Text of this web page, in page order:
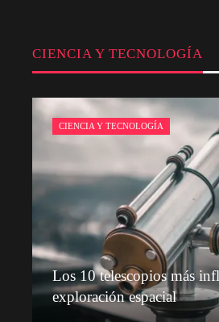
CIENCIA Y TECNOLOGÍA
CIENCIA Y TECNOLOGÍA
Los 10 telescopios más
exploración espacial